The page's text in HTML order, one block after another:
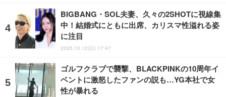
BIGBANG・SOL夫妻、久々の2SHOTに視線集
中！結婚式にともに出席、カリスマ性溢れる姿
に注目
2025.10.12(日) 17:47
ゴルフクラブで襲撃、BLACKPINKの10周年イ
ベントに激怒したファンの説も…YG本社で女
性が暴れる